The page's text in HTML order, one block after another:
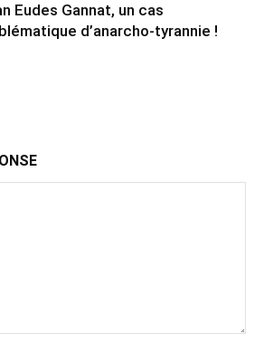
Eudes Gannat, un cas
d’anarcho-tyrannie !